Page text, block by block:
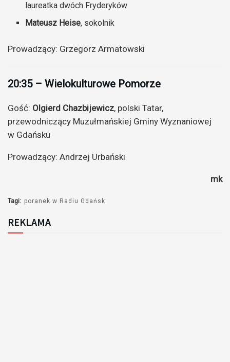
laureatka dwóch Fryderyków
Mateusz Heise, sokolnik
Prowadzący: Grzegorz Armatowski
20:35 – Wielokulturowe Pomorze
Gość: Olgierd Chazbijewicz, polski Tatar,
przewodniczący Muzułmańskiej Gminy Wyznaniowej
w Gdańsku
Prowadzący: Andrzej Urbański
mk
Tagi: poranek w Radiu Gdańsk
REKLAMA